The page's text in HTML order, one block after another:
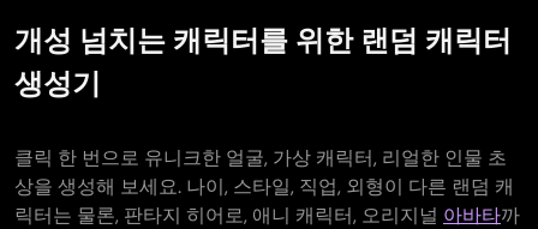
개성 넘치는 캐릭터를 위한 랜덤 캐릭터
생성기
클릭 한 번으로 유니크한 얼굴, 가상 캐릭터, 리얼한 인물 초
상을 생성해 보세요. 나이, 스타일, 직업, 외형이 다른 랜덤 캐
릭터는 물론, 판타지 히어로, 애니 캐릭터, 오리지널 아바타까